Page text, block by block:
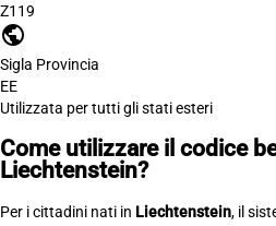
Z119
public
Sigla Provincia
EE
Utilizzata per tutti gli stati esteri
Come utilizzare il codice
Liechtenstein?
Per i cittadini nati in Liechtenstein, il